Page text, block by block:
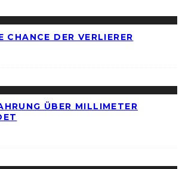
CHANCE DER VERLIERER
ÜBER MILLIMETER